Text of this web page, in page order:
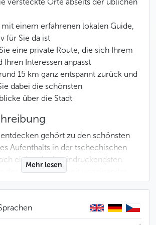
mit einem erfahrenen lokalen Guide,
für Sie da ist
eine private Route, die sich Ihrem
Ihren Interessen anpasst
15 km ganz entspannt zurück und
dabei die schönsten
über die Stadt
entdecken gehört zu den schönsten
Aufenthalts in der tschechischen
einige der beeindruckendsten
der Stadt liegen weit voneinander
E-Scooter-Tour bietet Ihnen die
intensive Weise zu erleben.
Mehr lesen